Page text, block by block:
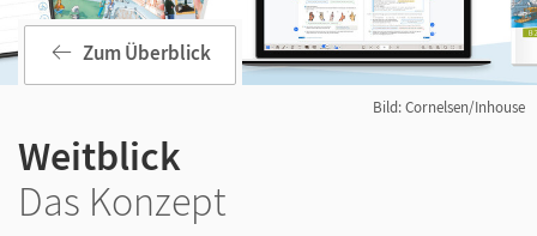
Bild: Cornelsen/Inhouse
Zum Überblick
Weitblick
Das Konzept